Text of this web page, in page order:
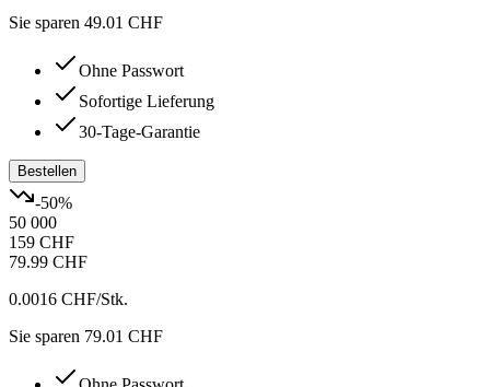
Sie sparen 49.01 CHF
Ohne Passwort
Sofortige Lieferung
30-Tage-Garantie
Bestellen
-50%
50 000
159 CHF
79.99 CHF
0.0016 CHF/Stk.
Sie sparen 79.01 CHF